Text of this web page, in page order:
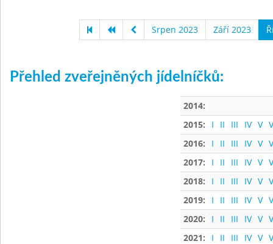
Srpen 2023 Září 2023
Přehled zveřejněných jídelníčků:
2014:
2015:
I II III IV V
2016:
I II III IV V
2017:
I II III IV V
2018:
I II III IV V
2019:
I II III IV V
2020:
I II III IV V
2021:
I II III IV V